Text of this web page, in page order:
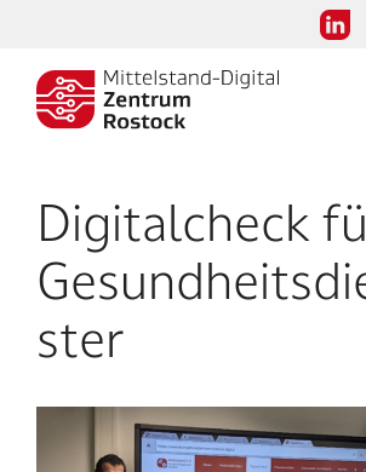
springen
Digitalcheck
ster